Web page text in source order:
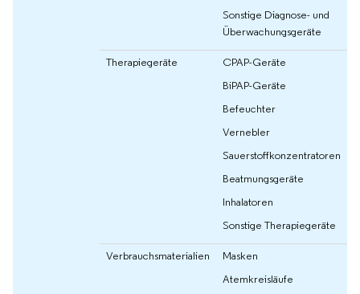
Sonstige Diagnose- und
Überwachungsgeräte
Therapiegeräte
CPAP-Geräte
BiPAP-Geräte
Befeuchter
Vernebler
Sauerstoffkonzentratoren
Beatmungsgeräte
Inhalatoren
Sonstige Therapiegeräte
Verbrauchsmaterialien
Masken
Atemkreisläufe